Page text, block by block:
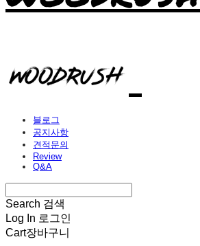
블로그
공지사항
견적문의
Review
Q&A
Search 검색
Log In 로그인
Cart장바구니